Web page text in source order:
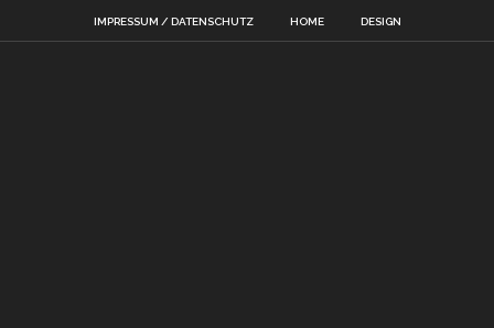
IMPRESSUM / DATENSCHUTZ HOME DESIGN